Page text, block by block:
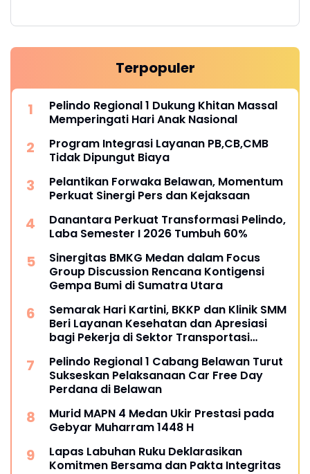
Terpopuler
Pelindo Regional 1 Dukung Khitan Massal
Memperingati Hari Anak Nasional
Program Integrasi Layanan PB,CB,CMB
Tidak Dipungut Biaya
Pelantikan Forwaka Belawan, Momentum
Perkuat Sinergi Pers dan Kejaksaan
Danantara Perkuat Transformasi Pelindo,
Laba Semester I 2026 Tumbuh 60%
Sinergitas BMKG Medan dalam Focus
Group Discussion Rencana Kontigensi
Gempa Bumi di Sumatra Utara
Semarak Hari Kartini, BKKP dan Klinik SMM
Beri Layanan Kesehatan dan Apresiasi
bagi Pekerja di Sektor Transportasi
Pelindo Regional 1 Cabang Belawan Turut
Sukseskan Pelaksanaan Car Free Day
Perdana di Belawan
Murid MAPN 4 Medan Ukir Prestasi pada
Gebyar Muharram 1448 H
Lapas Labuhan Ruku Deklarasikan
Komitmen Bersama dan Pakta Integritas